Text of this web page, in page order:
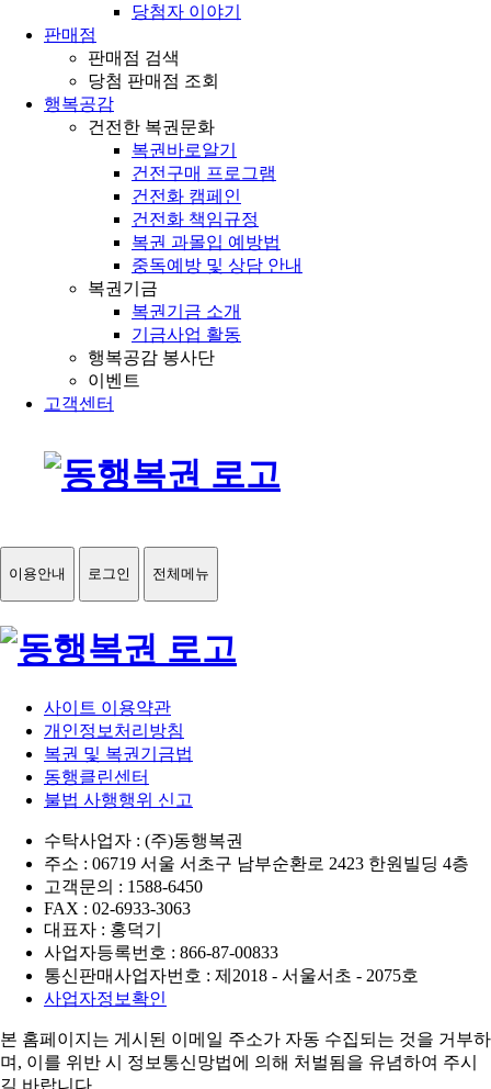
당첨자 이야기
판매점
판매점 검색
당첨 판매점 조회
행복공감
건전한 복권문화
복권바로알기
건전구매 프로그램
건전화 캠페인
건전화 책임규정
복권 과몰입 예방법
중독예방 및 상담 안내
복권기금
복권기금 소개
기금사업 활동
행복공감 봉사단
이벤트
고객센터
이용안내 로그인 전체메뉴
사이트 이용약관
개인정보처리방침
복권 및 복권기금법
동행클린센터
불법 사행행위 신고
수탁사업자 : (주)동행복권
주소 : 06719 서울 서초구 남부순환로 2423 한원빌딩 4층
고객문의 : 1588-6450
FAX : 02-6933-3063
대표자 : 홍덕기
사업자등록번호 : 866-87-00833
통신판매사업자번호 : 제2018 - 서울서초 - 2075호
사업자정보확인
본 홈페이지는 게시된 이메일 주소가 자동 수집되는 것을 거부하
며, 이를 위반 시 정보통신망법에 의해 처벌됨을 유념하여 주시